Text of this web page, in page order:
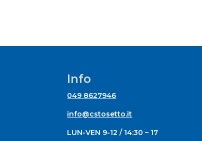
Info
049 8627946
info@cstosetto.it
LUN-VEN 9-12 / 14:30 – 17